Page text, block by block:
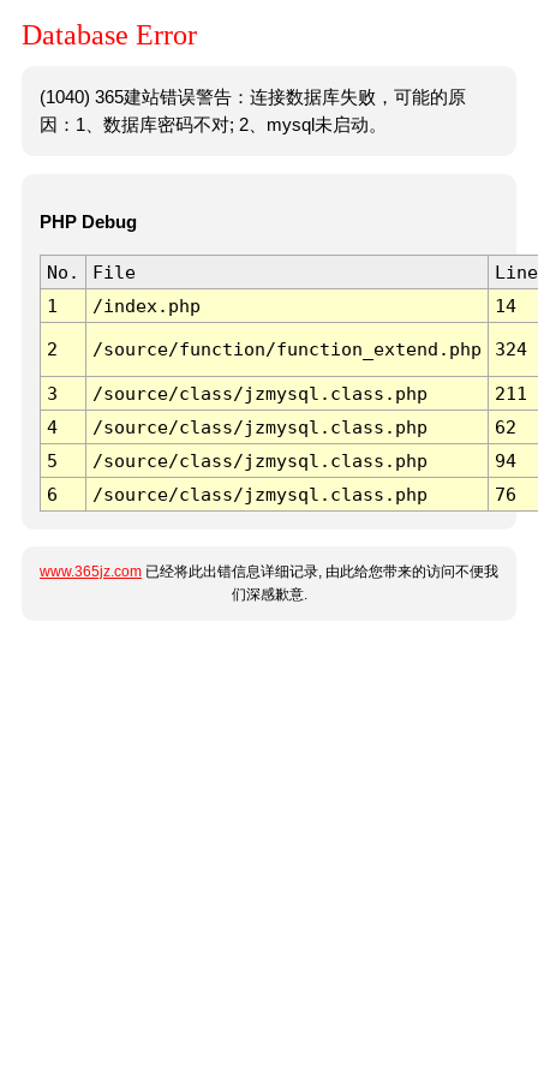
Database Error
(1040) 365建站错误警告：连接数据库失败，可能的原
因：1、数据库密码不对; 2、mysql未启动。
PHP Debug
No. File
Line
1
/index.php 14
2 /source/function/function_extend.php 324
3 /source/class/jzmysql.class.php
211
4
/source/class/jzmysql.class.php
62
5
/source/class/jzmysql.class.php
94
6
/source/class/jzmysql.class.php 76
www.365jz.com 已经将此出错信息详细记录, 由此给您带来的访问不便我
们深感歉意.